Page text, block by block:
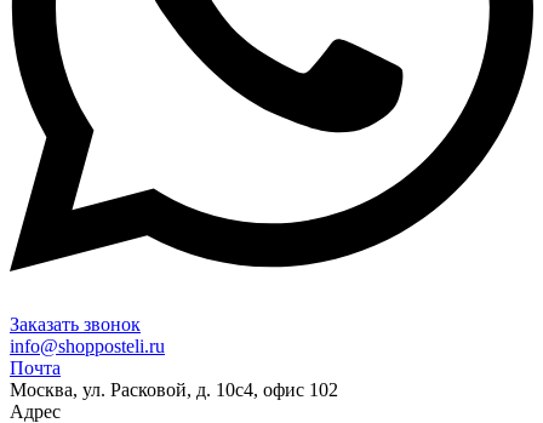
Заказать звонок
info@shopposteli.ru
Почта
Москва, ул. Расковой, д. 10с4, офис 102
Адрес